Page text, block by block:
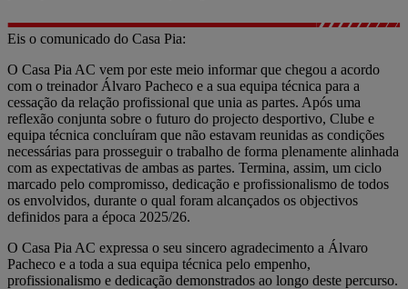
Eis o comunicado do Casa Pia:
O Casa Pia AC vem por este meio informar que chegou a acordo
com o treinador Álvaro Pacheco e a sua equipa técnica para a
cessação da relação profissional que unia as partes. Após uma
reflexão conjunta sobre o futuro do projecto desportivo, Clube e
equipa técnica concluíram que não estavam reunidas as condições
necessárias para prosseguir o trabalho de forma plenamente alinhada
com as expectativas de ambas as partes. Termina, assim, um ciclo
marcado pelo compromisso, dedicação e profissionalismo de todos
os envolvidos, durante o qual foram alcançados os objectivos
definidos para a época 2025/26.
O Casa Pia AC expressa o seu sincero agradecimento a Álvaro
Pacheco e a toda a sua equipa técnica pelo empenho,
profissionalismo e dedicação demonstrados ao longo deste percurso.